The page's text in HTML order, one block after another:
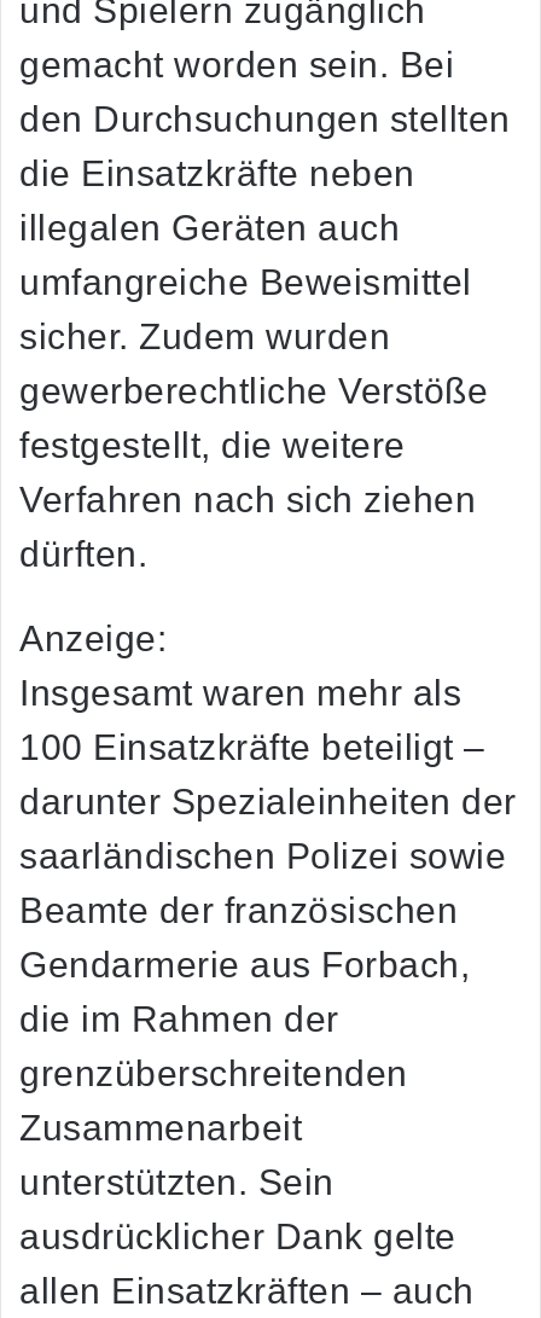
und Spielern zugänglich
gemachtworden sein. Bei
den Durchsuchungen stellten
die Einsatzkräfte neben
illegalen Geräten auch
umfangreiche Beweismittel
sicher. Zudem wurden
gewerberechtliche Verstöße
festgestellt, die weitere
Verfahren nach sich ziehen
dürften.
Anzeige:
Insgesamt waren mehr als
100 Einsatzkräfte beteiligt –
darunter Spezialeinheiten der
saarländischen Polizei sowie
Beamte der französischen
Gendarmerie aus Forbach,
die im Rahmen der
grenzüberschreitenden
Zusammenarbeit
unterstützten. Sein
ausdrücklicher Dank gelte
allen Einsatzkräften – auch